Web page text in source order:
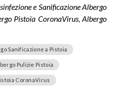
e Sanificazione Albergo
Pistoia CoronaVirus, Albergo
Sanificazione a Pistoia
Pulizie Pistoia
CoronaVirus